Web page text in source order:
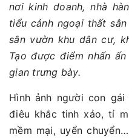
nơi kinh doanh, nhà
tiểu cảnh ngoại thất
sân vườn khu dân cư,
Tạo được điểm nhấn
gian trưng bày.
Hình ảnh người con
điêu khắc tinh xảo, tỉ
mềm mại, uyển